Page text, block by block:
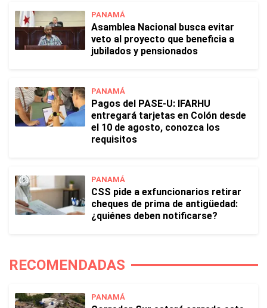
PANAMÁ
Asamblea Nacional busca evitar
veto al proyecto que beneficia a
jubilados y pensionados
PANAMÁ
Pagos del PASE-U: IFARHU
entregará tarjetas en Colón desde
el 10 de agosto, conozca los
requisitos
PANAMÁ
CSS pide a exfuncionarios retirar
cheques de prima de antigüedad:
¿quiénes deben notificarse?
RECOMENDADAS
PANAMÁ